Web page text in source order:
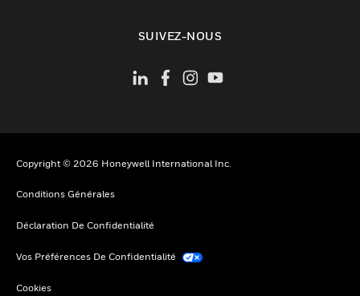
SUIVEZ-NOUS
Copyright © 2026 Honeywell International Inc.
Conditions Générales
Déclaration De Confidentialité
Vos Préférences De Confidentialité
Cookies